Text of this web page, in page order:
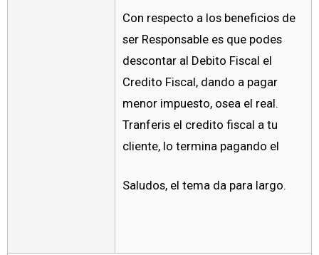
Con respecto a los beneficios de
ser Responsable es que podes
descontar al Debito Fiscal el
Credito Fiscal, dando a pagar
menor impuesto, osea el real.
Tranferis el credito fiscal a tu
cliente, lo termina pagando el
Saludos, el tema da para largo.